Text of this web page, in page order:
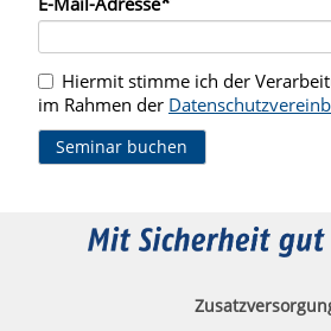
Hiermit stimme ich der
im Rahmen der
Seminar buchen